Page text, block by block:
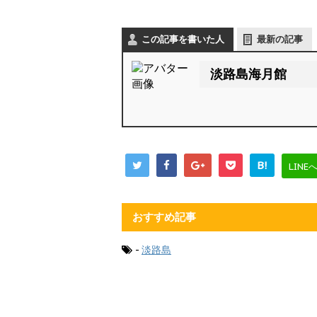
この記事を書いた人 最新の記事
淡路島海月館
B! LINE
おすすめ記事
- 淡路島